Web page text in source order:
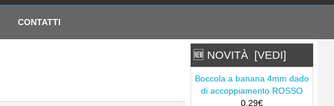
CONTATTI
🆕 NOVITÀ [VEDI]
Boccola a banana 4mm dado
di accoppiamento ROSSO
0.29€